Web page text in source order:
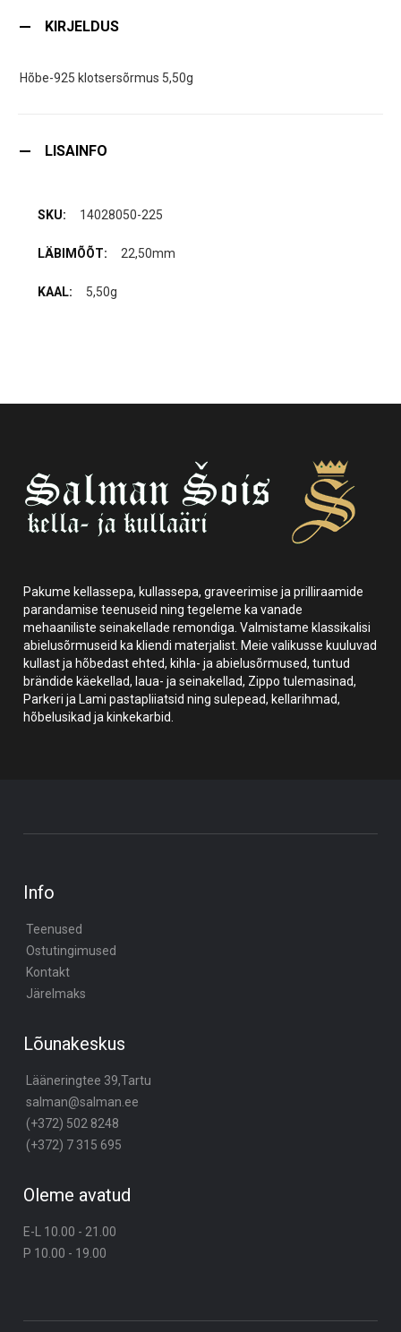
KIRJELDUS
Hõbe-925 klotsersõrmus 5,50g
LISAINFO
14028050-225
22,50mm
5,50g
Pakume kellassepa, kullassepa, graveerimise ja prilliraamide
parandamise teenuseid ning tegeleme ka vanade
mehaaniliste seinakellade remondiga. Valmistame klassikalisi
abielusõrmuseid ka kliendi materjalist. Meie valikusse kuuluvad
kullast ja hõbedast ehted, kihla- ja abielusõrmused, tuntud
brändide käekellad, laua- ja seinakellad, Zippo tulemasinad,
Parkeri ja Lami pastapliiatsid ning sulepead, kellarihmad,
hõbelusikad ja kinkekarbid.
Info
Teenused
Ostutingimused
Kontakt
Järelmaks
Lõunakeskus
Lääneringtee 39,Tartu
salman@salman.ee
(+372) 502 8248
(+372) 7 315 695
Oleme avatud
E-L 10.00 - 21.00
P 10.00 - 19.00